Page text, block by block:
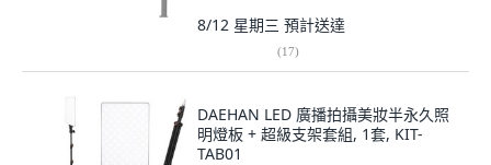
8/12 星期三 預計送達
(17)
DAEHAN LED 廣播拍攝美妝半永久照
明燈板 + 超級支架套組, 1套, KIT-
TAB01